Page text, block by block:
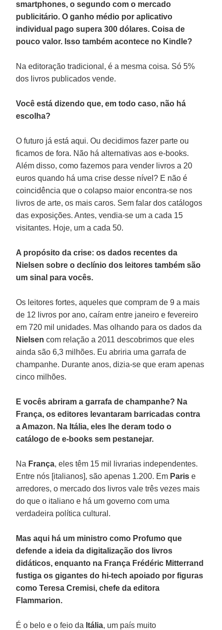
smartphones, o segundo com o mercado
publicitário. O ganho médio por aplicativo
individual pago supera 300 dólares. Coisa de
pouco valor. Isso também acontece no Kindle?
Na editoração tradicional, é a mesma coisa. Só 5%
dos livros publicados vende.
Você está dizendo que, em todo caso, não há
escolha?
O futuro já está aqui. Ou decidimos fazer parte ou
ficamos de fora. Não há alternativas aos e-books.
Além disso, como fazemos para vender livros a 20
euros quando há uma crise desse nível? E não é
coincidência que o colapso maior encontra-se nos
livros de arte, os mais caros. Sem falar dos catálogos
das exposições. Antes, vendia-se um a cada 15
visitantes. Hoje, um a cada 50.
A propósito da crise: os dados recentes da
Nielsen sobre o declínio dos leitores também são
um sinal para vocês.
Os leitores fortes, aqueles que compram de 9 a mais
de 12 livros por ano, caíram entre janeiro e fevereiro
em 720 mil unidades. Mas olhando para os dados da
Nielsencom relação a 2011 descobrimos que eles
ainda são 6,3 milhões. Eu abriria uma garrafa de
champanhe. Durante anos, dizia-se que eram apenas
cinco milhões.
E vocês abriram a garrafa de champanhe? Na
França, os editores levantaram barricadas contra
a Amazon. Na Itália, eles lhe deram todo o
catálogo de e-books sem pestanejar.
Na França, eles têm 15 mil livrarias independentes.
Entre nós [italianos], são apenas 1.200. Em Parise
arredores, o mercado dos livros vale três vezes mais
do que o italiano e há um governo com uma
verdadeira política cultural.
Mas aqui há um ministro como Profumo que
defende a ideia da digitalização dos livros
didáticos, enquanto na França Frédéric Mitterrand
fustiga os gigantes do hi-tech apoiado por figuras
como Teresa Cremisi, chefe da editora
Flammarion.
É o belo e o feio da Itália, um país muito